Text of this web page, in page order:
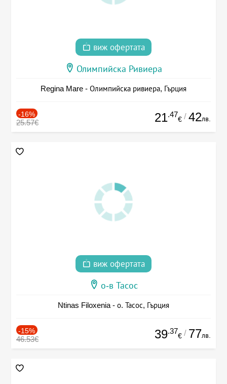
виж офертата
Олимпийска Ривиера
Regina Mare - Олимпийска ривиера, Гърция
-16%
25.57€ 21.47
€ / 42лв.
виж офертата
о-в Тасос
Ntinas Filoxenia - о. Тасос, Гърция
-15%
46.53€ 39.37
€ / 77лв.